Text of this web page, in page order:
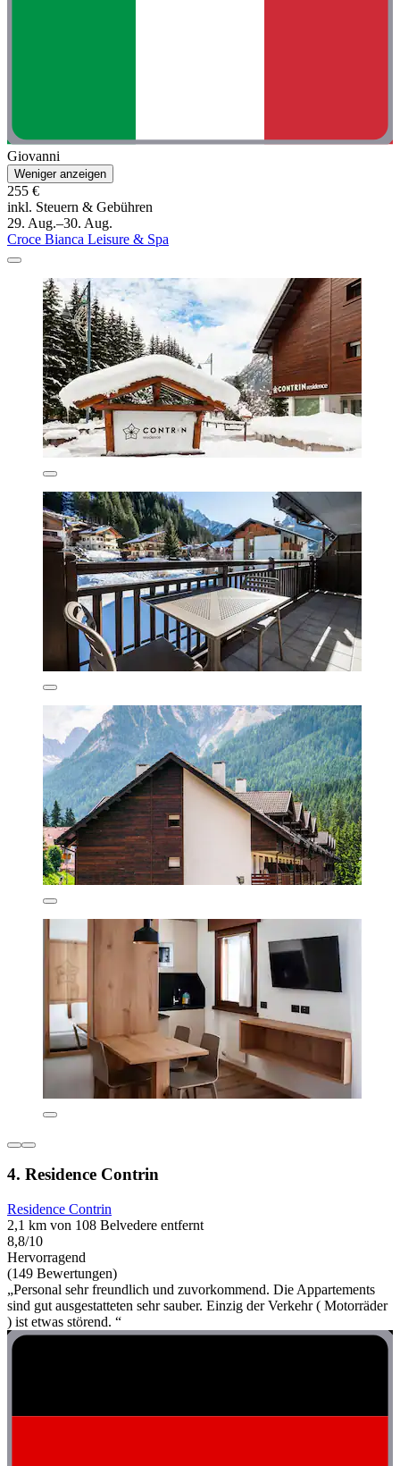
Giovanni
Weniger anzeigen
255 €
inkl. Steuern & Gebühren
29. Aug.–30. Aug.
Croce Bianca Leisure & Spa
4. Residence Contrin
Residence Contrin
2,1 km von 108 Belvedere entfernt
8,8/10
Hervorragend
(149 Bewertungen)
„Personal sehr freundlich und zuvorkommend. Die Appartements
sind gut ausgestatteten sehr sauber. Einzig der Verkehr ( Motorräder
) ist etwas störend. “